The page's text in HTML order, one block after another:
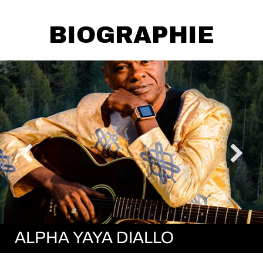
BIOGRAPHIE
ALPHA YAYA DIALLO